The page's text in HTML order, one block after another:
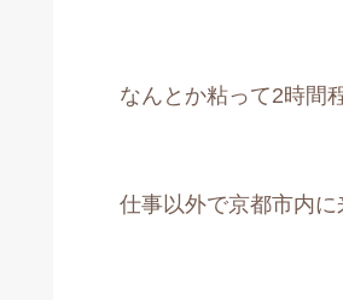
なんとか粘って2時間
仕事以外で京都市内